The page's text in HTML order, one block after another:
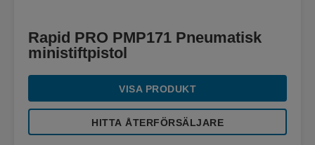
Rapid PRO PMP171 Pneumatisk
ministiftpistol
VISA PRODUKT
HITTA ÅTERFÖRSÄLJARE